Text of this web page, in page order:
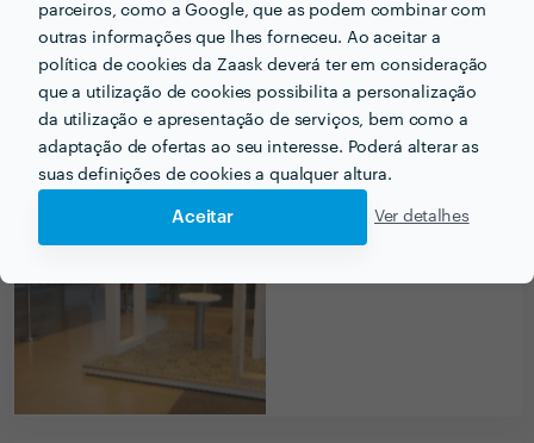
parceiros, como a Google, que as podem combinar com
outras informações que lhes forneceu. Ao aceitar a
política de cookies da Zaask deverá ter em consideração
que a utilização de cookies possibilita a personalização
da utilização e apresentação de serviços, bem como a
adaptação de ofertas ao seu interesse. Poderá alterar as
suas definições de cookies a qualquer altura.
Aceitar Ver detalhes